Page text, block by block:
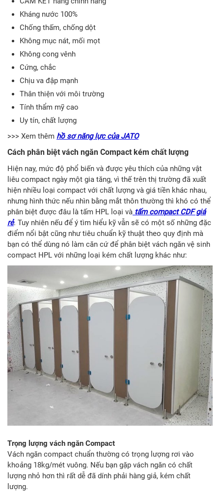
Kháng nước 100%
Chống thấm, chống dột
Không mục nát, mối mọt
Không cong vênh
Cứng, chắc
Chịu va đập mạnh
Thân thiện với môi trường
Tính thẩm mỹ cao
Uy tín, chất lượng
>>> Xem thêm hồ sơ năng lực của JATO
Cách phân biệt vách ngăn Compact kém chất lượng
Hiện nay, mức độ phổ biến và được yêu thích của những vật
liêu compact ngày một gia tăng, vì thế trên thị trường đã xuất
hiện nhiều loại compact với chất lượng và giá tiền khác nhau,
nhưng hình thức nếu nhìn bằng mắt thôn thường thì khó có thể
phân biệt được đâu là tấm HPL loại và tấm compact CDF giá
rẻ. Tuy nhiên nếu để ý tìm hiểu kỹ vẫn sẽ có một số những đặc
điểm nổi bật cũng như tiêu chuẩn kỹ thuật theo quy định mà
bạn có thể dùng nó làm căn cứ để phân biệt vách ngăn vệ sinh
compact HPL với những loại kém chất lượng khác như:
Trọng lượng vách ngăn Compact
Vách ngăn compact chuẩn thường có trọng lượng rơi vào
khoảng 18kg/mét vuông. Nếu bạn gặp vách ngăn có chất
lượng nhỏ hơn thì rất dễ đã dính phải hàng giả, kém chất
lượng.